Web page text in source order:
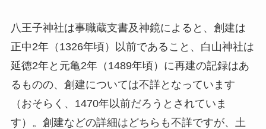
八王子神社は事職蔵支書及神鏡によると、創建は
正中2年（1326年頃）以前であること、白山神社は
延徳2年と元亀2年（1489年頃）に再建の記録はあ
るものの、創建については不詳となっています
（おそらく、1470年以前だろうとされていま
す）。創建などの詳細はどちらも不詳ですが、土